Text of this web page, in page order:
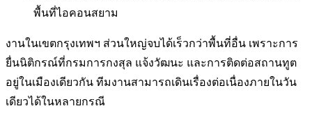
พื้นที่ไอคอนสยาม
งานในเขตกรุงเทพฯ ส่วนใหญ่จบได้เร็วกว่าพื้นที่อื่น เพราะการ
ยื่นนิติกรณ์ที่กรมการกงสุล แจ้งวัฒนะ และการติดต่อสถานทูต
อยู่ในเมืองเดียวกัน ทีมงานสามารถเดินเรื่องต่อเนื่องภายในวัน
เดียวได้ในหลายกรณี